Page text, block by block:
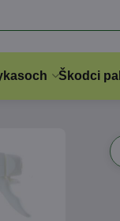
Škodci